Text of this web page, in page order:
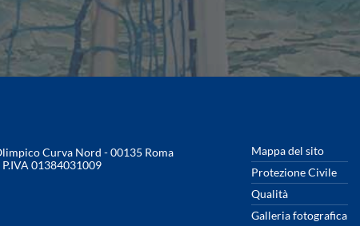
Curva Nord - 00135 Roma
01384031009
Mappa del sito
Protezione Civile
Qualità
Galleria fotografica